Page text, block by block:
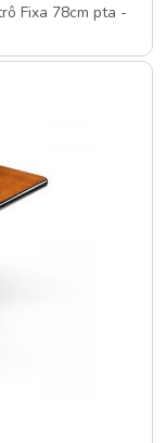
Fixa 78cm pta -